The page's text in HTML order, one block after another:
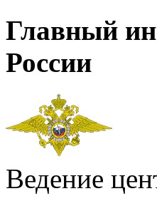
Главный
России
Ведение